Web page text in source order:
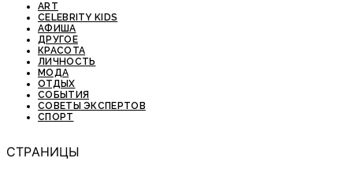
ART
CELEBRITY KIDS
АФИША
ДРУГОЕ
КРАСОТА
ЛИЧНОСТЬ
МОДА
ОТДЫХ
СОБЫТИЯ
СОВЕТЫ ЭКСПЕРТОВ
СПОРТ
СТРАНИЦЫ